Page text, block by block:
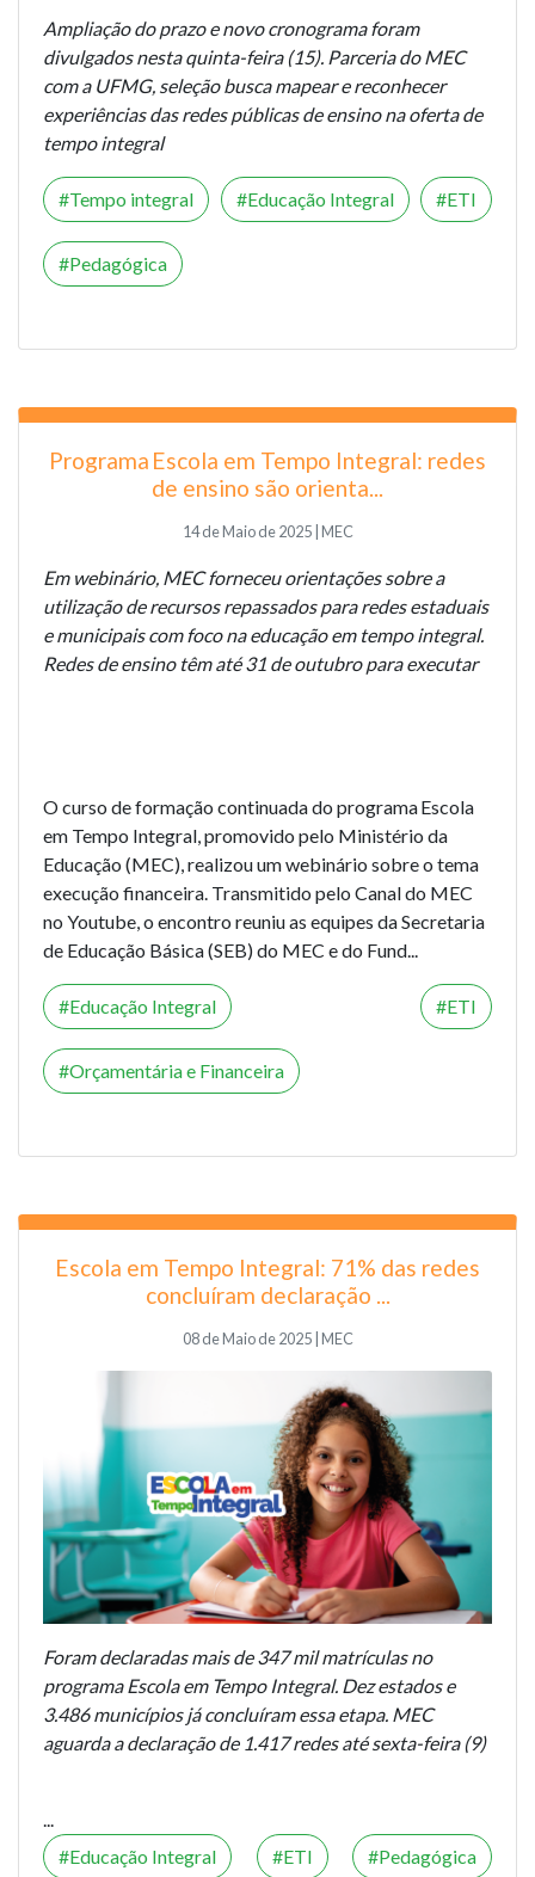
Ampliação do prazo e novo cronograma foram
divulgados nesta quinta-feira (15). Parceria do MEC
com a UFMG, seleção busca mapear e reconhecer
experiências das redes públicas de ensino na oferta de
tempo integral
Tempo integral Educação Integral ETI
Pedagógica
Programa Escola em Tempo Integral: redes
de ensino são orienta...
14 de Maio de 2025 | MEC
Em webinário, MEC forneceu orientações sobre a
utilização de recursos repassados para redes estaduais
e municipais com foco na educação em tempo integral.
Redes de ensino têm até 31 de outubro para executar
O curso de formação continuada do programa Escola
em Tempo Integral, promovido pelo Ministério da
Educação (MEC), realizou um webinário sobre o tema
execução financeira. Transmitido pelo Canal do MEC
no Youtube, o encontro reuniu as equipes da Secretaria
de Educação Básica (SEB) do MEC e do Fund...
Educação Integral ETI
Orçamentária e Financeira
Escola em Tempo Integral: 71% das redes
concluíram declaração ...
08 de Maio de 2025 | MEC
Foram declaradas mais de 347 mil matrículas no
programa Escola em Tempo Integral. Dez estados e
3.486 municípios já concluíram essa etapa. MEC
aguarda a declaração de 1.417 redes até sexta-feira (9)
...
Educação Integral
ETI Pedagógica